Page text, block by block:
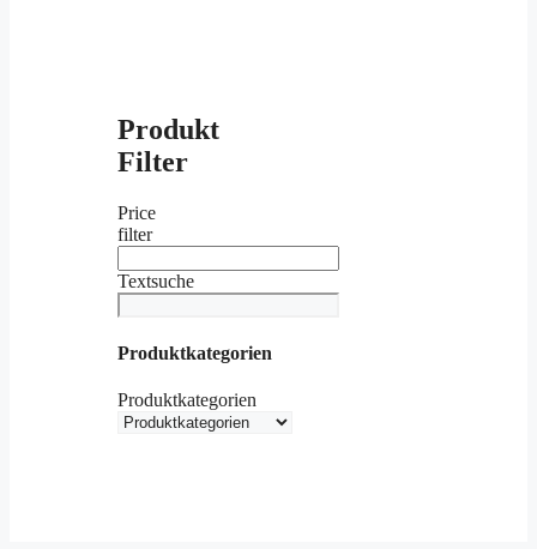
Produkt
Filter
Price
filter
Textsuche
Produktkategorien
Produktkategorien